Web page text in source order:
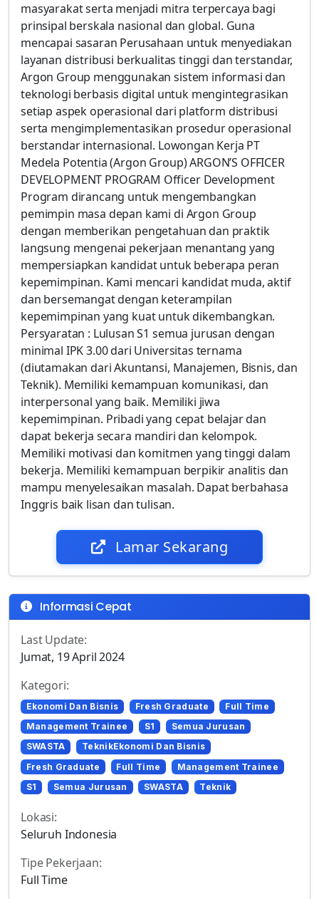
masyarakat serta menjadi mitra terpercaya bagi
prinsipal berskala nasional dan global. Guna
mencapai sasaran Perusahaan untuk menyediakan
layanan distribusi berkualitas tinggi dan terstandar,
Argon Group menggunakan sistem informasi dan
teknologi berbasis digital untuk mengintegrasikan
setiap aspek operasional dari platform distribusi
serta mengimplementasikan prosedur operasional
berstandar internasional. Lowongan Kerja PT
Medela Potentia (Argon Group) ARGON’S OFFICER
DEVELOPMENT PROGRAM Officer Development
Program dirancang untuk mengembangkan
pemimpin masa depan kami di Argon Group
dengan memberikan pengetahuan dan praktik
langsung mengenai pekerjaan menantang yang
mempersiapkan kandidat untuk beberapa peran
kepemimpinan. Kami mencari kandidat muda, aktif
dan bersemangat dengan keterampilan
kepemimpinan yang kuat untuk dikembangkan.
Persyaratan : Lulusan S1 semua jurusan dengan
minimal IPK 3.00 dari Universitas ternama
(diutamakan dari Akuntansi, Manajemen, Bisnis, dan
Teknik). Memiliki kemampuan komunikasi, dan
interpersonal yang baik. Memiliki jiwa
kepemimpinan. Pribadi yang cepat belajar dan
dapat bekerja secara mandiri dan kelompok.
Memiliki motivasi dan komitmen yang tinggi dalam
bekerja. Memiliki kemampuan berpikir analitis dan
mampu menyelesaikan masalah. Dapat berbahasa
Inggris baik lisan dan tulisan.
Lamar Sekarang
Informasi Cepat
Last Update:
Jumat, 19 April 2024
Kategori:
Ekonomi Dan Bisnis Fresh Graduate
Full Time
Management Trainee
S1
Semua Jurusan
SWASTA
TeknikEkonomi Dan Bisnis
Fresh Graduate
Full Time
Management Trainee
S1
Semua Jurusan SWASTA Teknik
Lokasi:
Seluruh Indonesia
Tipe Pekerjaan:
Full Time